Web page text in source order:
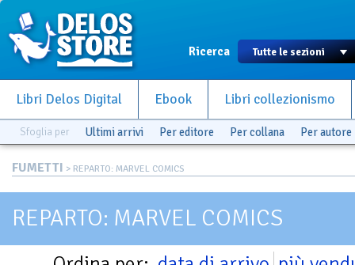
Ricerca
Libri Delos Digital Ebook Libri collezionismo
Sfoglia per Ultimi arrivi Per editore Per collana Per autore
FUMETTI > REPARTO: MARVEL COMICS
REPARTO: MARVEL COMICS